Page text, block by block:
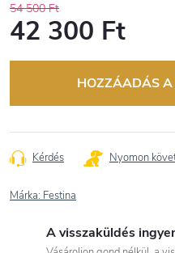
54 500 Ft
42 300 Ft
HOZZÁADÁS
Kérdés Nyomon
Márka: Festina
A visszaküldés